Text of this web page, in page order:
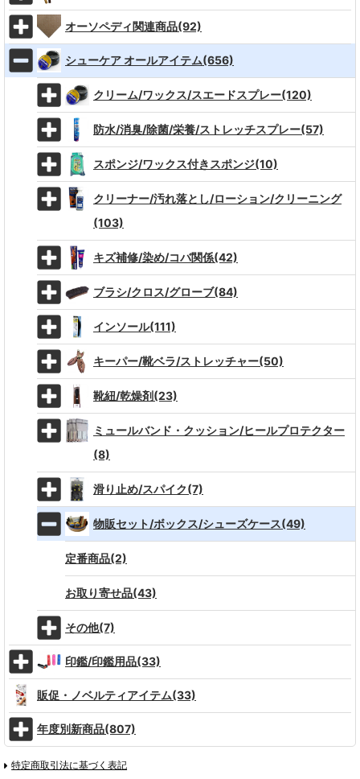
オーソペディ関連商品(92)
シューケア オールアイテム(656)
クリーム/ワックス/スエードスプレー(120)
防水/消臭/除菌/栄養/ストレッチスプレー(57)
スポンジ/ワックス付きスポンジ(10)
クリーナー/汚れ落とし/ローション/クリーニング
(103)
キズ補修/染め/コバ関係(42)
ブラシ/クロス/グローブ(84)
インソール(111)
キーパー/靴ベラ/ストレッチャー(50)
靴紐/乾燥剤(23)
ミュールバンド・クッション/ヒールプロテクター
(8)
滑り止め/スパイク(7)
物販セット/ボックス/シューズケース(49)
定番商品(2)
お取り寄せ品(43)
その他(7)
印鑑/印鑑用品(33)
販促・ノベルティアイテム(33)
年度別新商品(807)
特定商取引法に基づく表記